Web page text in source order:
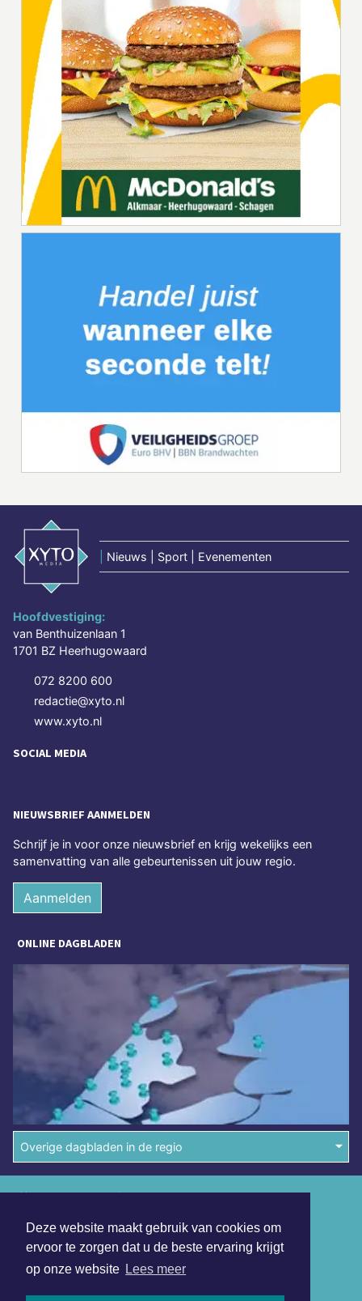
Deze website maakt gebruik van cookies om
ervoor te zorgen dat u de beste ervaring krijgt
op onze website Lees meer
Nieuws | Sport | Evenementen
Hoofdvestiging:
van Benthuizenlaan 1
1701 BZ Heerhugowaard
072 8200 600
redactie@xyto.nl
www.xyto.nl
SOCIAL MEDIA
NIEUWSBRIEF AANMELDEN
Schrijf je in voor onze nieuwsbrief en krijg wekelijks een
samenvatting van alle gebeurtenissen uit jouw regio.
Aanmelden
ONLINE DAGBLADEN
Overige dagbladen in de regio
Algemene voorwaarden
Disclaimer
Privacy Statement